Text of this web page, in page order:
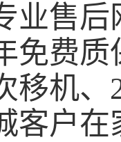
业售
免费
移机
客户